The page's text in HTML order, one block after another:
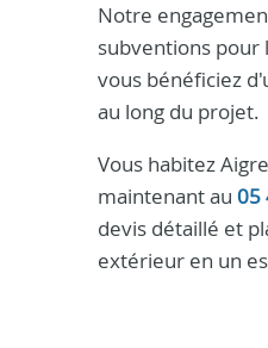
Notre
subventions pour
vous bénéficiez
au long du projet.
Vous habitez
maintenant au 05
devis détaillé et
extérieur en un